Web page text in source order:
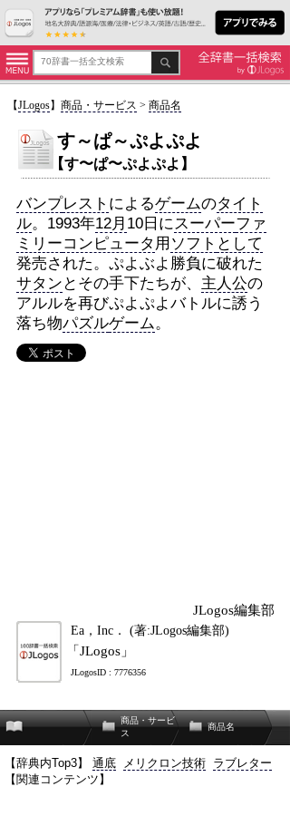
【JLogos】 商品・サービス > 商品名
す～ぱ～ぷよぷよ
【す〜ぱ〜ぷよぷよ】
バンプレスト によるゲームのタイト
ル。1993年12月 10日にスーパーファ
ミリーコンピュータ 用 ソフト として
発売された。ぷよぶよ勝負に破れた
サタン とその手下たちが、 主人公の
アルルを再びぷよぷよバトルに誘う
落ち物パズルゲーム。
JLogos編集部
Ea，Inc． (著:JLogos編集部)
「JLogos」
JLogosID : 7776356
商品・サービ
ス
商品名
【辞典内Top3】 通底 メリクロン技術 ラブレター
【関連コンテンツ】